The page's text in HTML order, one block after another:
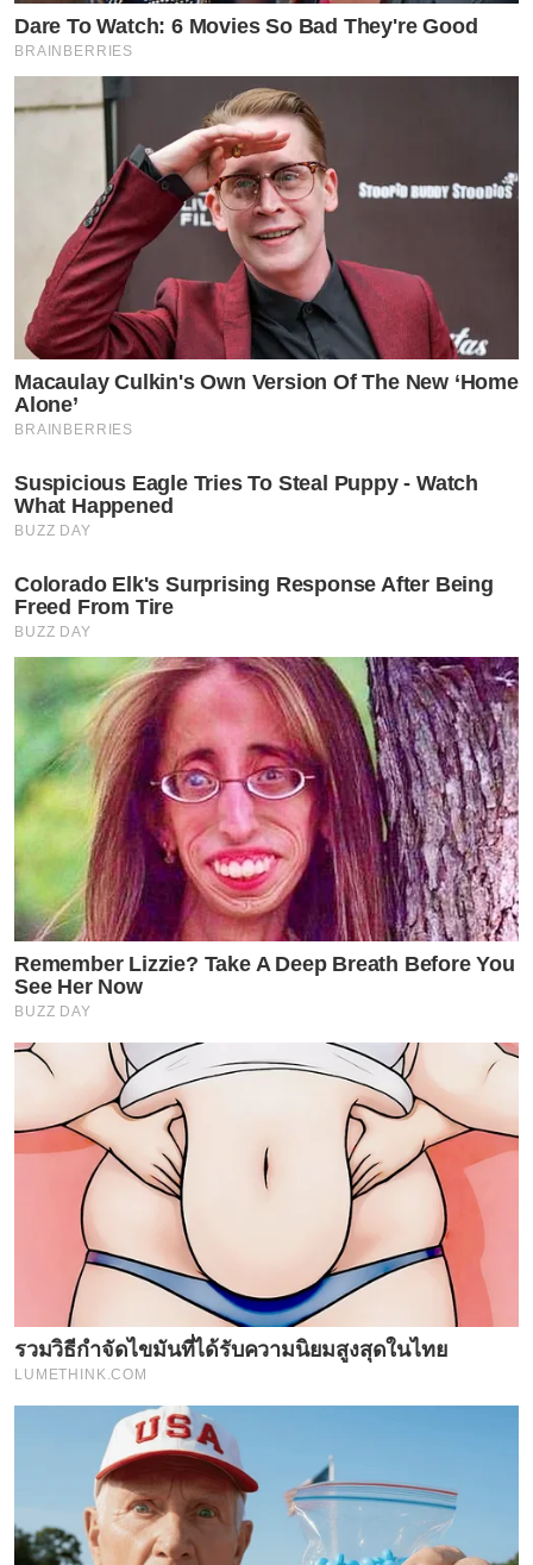
Dare To Watch: 6 Movies So Bad They're Good
BRAINBERRIES
Macaulay Culkin's Own Version Of The New ‘Home
Alone’
BRAINBERRIES
Suspicious Eagle Tries To Steal Puppy - Watch
What Happened
BUZZ DAY
Colorado Elk's Surprising Response After Being
Freed From Tire
BUZZ DAY
Remember Lizzie? Take A Deep Breath Before You
See Her Now
BUZZ DAY
รวมวิธีกำจัดไขมันที่ได้รับความนิยมสูงสุดในไทย
LUMETHINK.COM